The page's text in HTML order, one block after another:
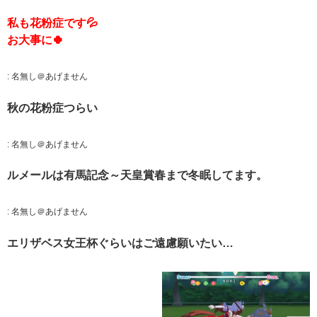
私も花粉症です💦
お大事に🍀
: 名無し＠あげません
秋の花粉症つらい
: 名無し＠あげません
ルメールは有馬記念～天皇賞春まで冬眠してます。
: 名無し＠あげません
エリザベス女王杯ぐらいはご遠慮願いたい…